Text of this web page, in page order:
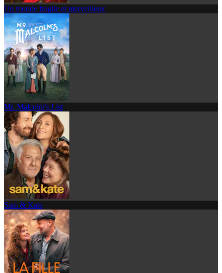
Un monde fragile et merveilleux
Mr. Malcolm's List
Sam & Kate